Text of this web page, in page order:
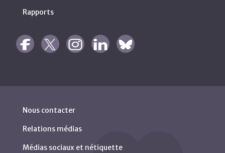
Rapports
Nous contacter
Relations médias
Médias sociaux et nétiquette